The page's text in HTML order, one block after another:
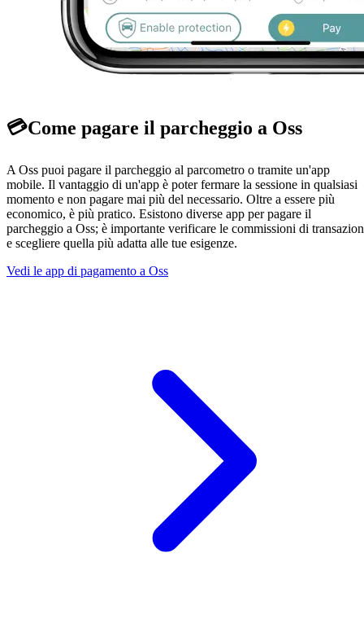
💳Come pagare il parcheggio a Oss
A Oss puoi pagare il parcheggio al parcometro o tramite un'app
mobile. Il vantaggio di un'app è poter fermare la sessione in qualsiasi
momento e non pagare mai più del necessario. Oltre a essere più
economico, è più pratico. Esistono diverse app per pagare il
parcheggio a Oss; è importante verificare le commissioni di
e scegliere quella più adatta alle tue esigenze.
Vedi le app di pagamento a Oss